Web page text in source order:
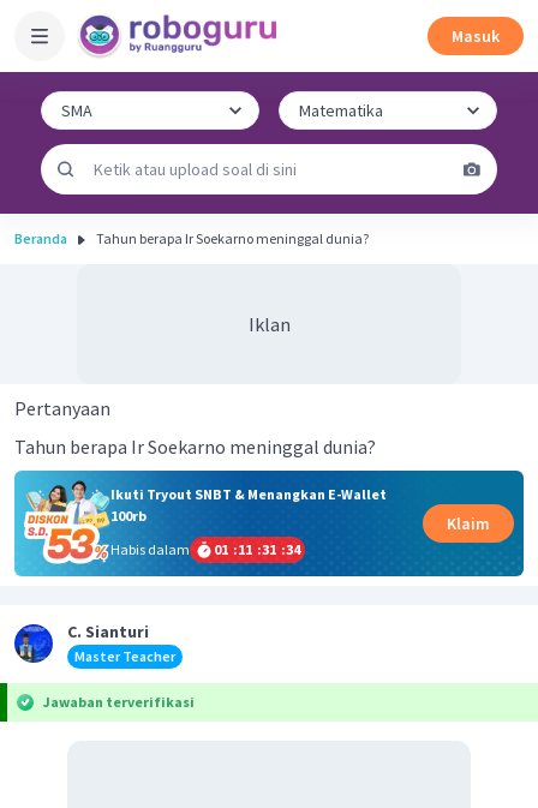
Masuk
Beranda Tahun berapa Ir Soekarno meninggal dunia?
Iklan
Pertanyaan
Tahun berapa Ir Soekarno meninggal dunia?
Ikuti Tryout SNBT & Menangkan E-Wallet
100rb
Habis dalam
01 :11 :31 :34
Klaim
C. Sianturi
Master Teacher
Jawaban terverifikasi